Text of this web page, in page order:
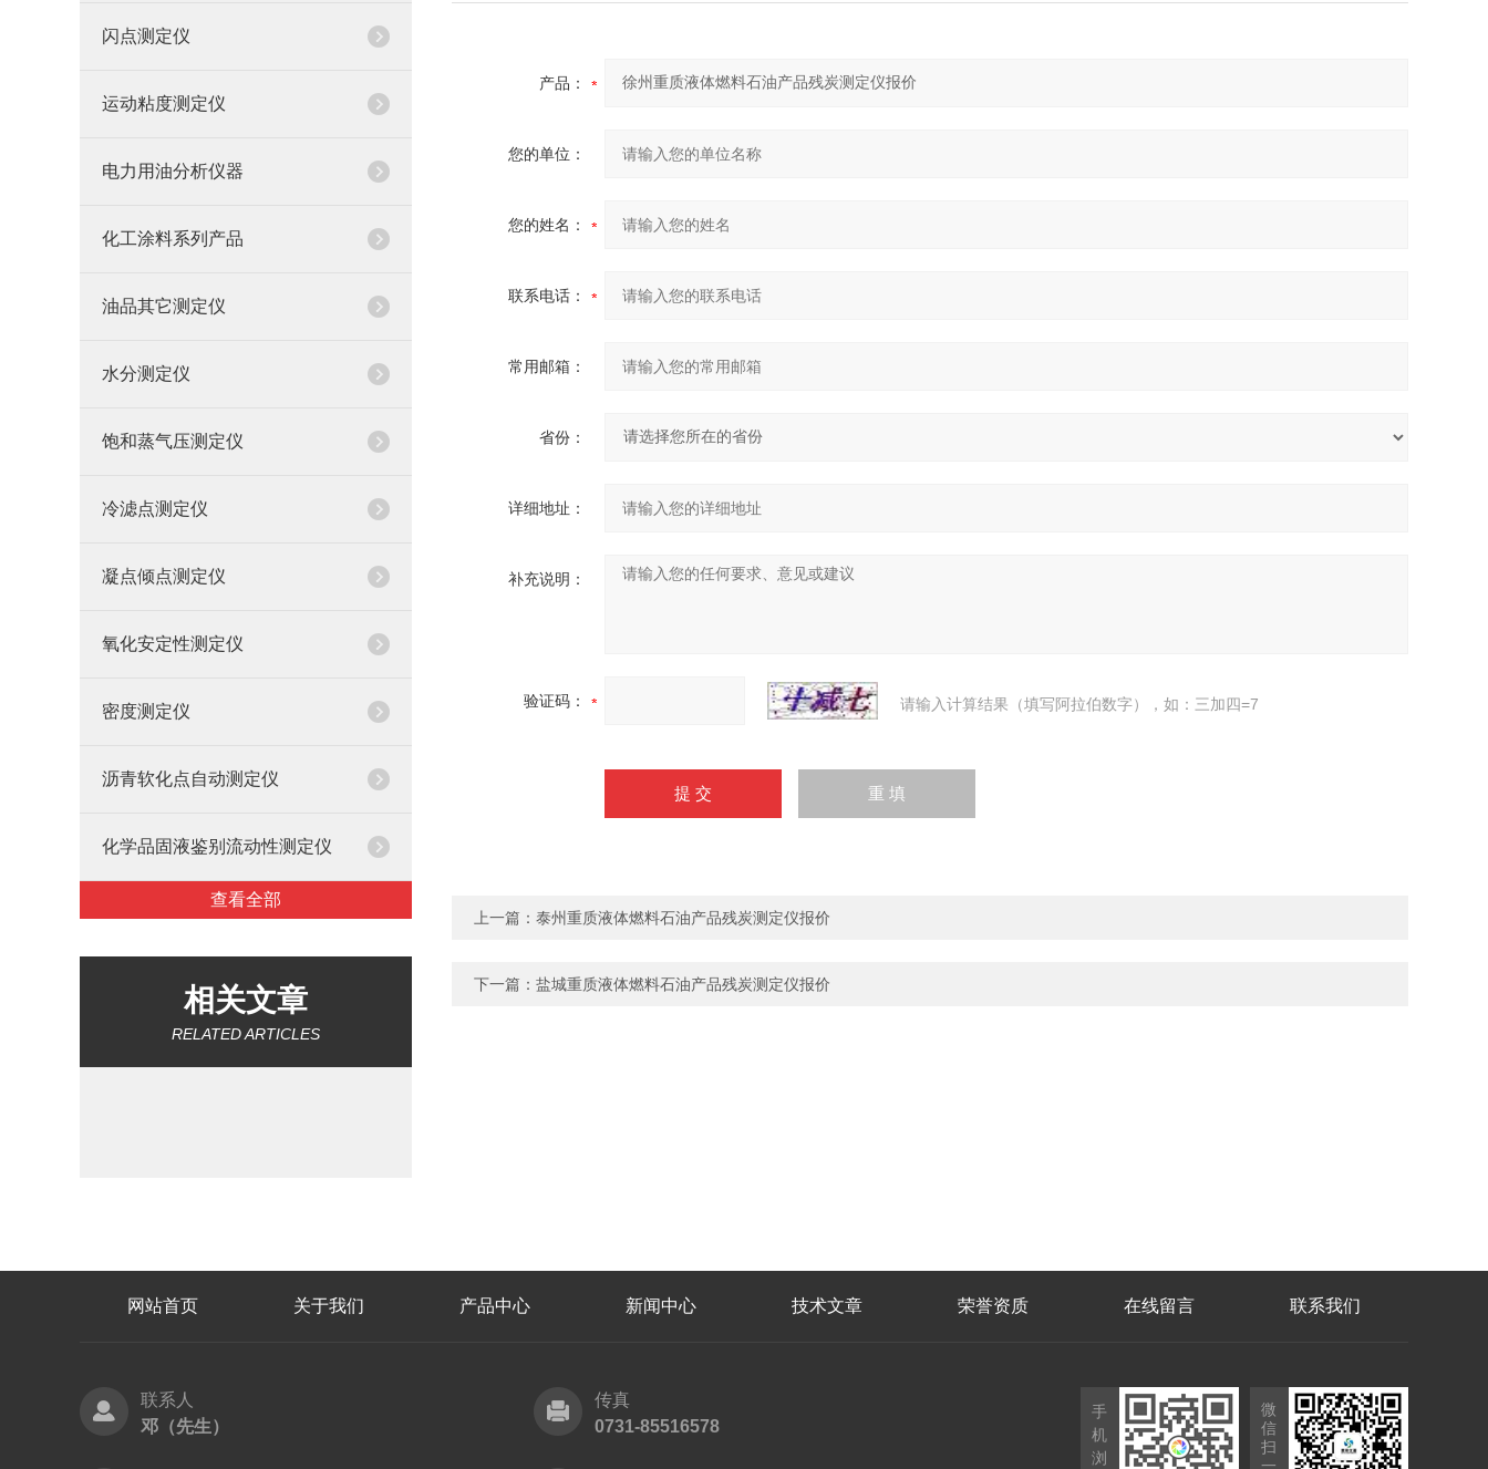
闪点测定仪
运动粘度测定仪
电力用油分析仪器
化工涂料系列产品
油品其它测定仪
水分测定仪
饱和蒸气压测定仪
冷滤点测定仪
凝点倾点测定仪
氧化安定性测定仪
密度测定仪
沥青软化点自动测定仪
化学品固液鉴别流动性测定仪
查看全部
相关文章
RELATED ARTICLES
产品：
您的单位：
您的姓名：
联系电话：
常用邮箱：
省份：
详细地址：
补充说明：
验证码： 请输入计算结果（填写阿拉伯数字），如：三加四=7
上一篇： 泰州重质液体燃料石油产品残炭测定仪报价
下一篇： 盐城重质液体燃料石油产品残炭测定仪报价
网站首页 关于我们 产品中心 新闻中心 技术文章 荣誉资质 在线留言 联系我们
联系人
邓（先生）
传真
0731-85516578
手
机
浏
微
信
扫
一